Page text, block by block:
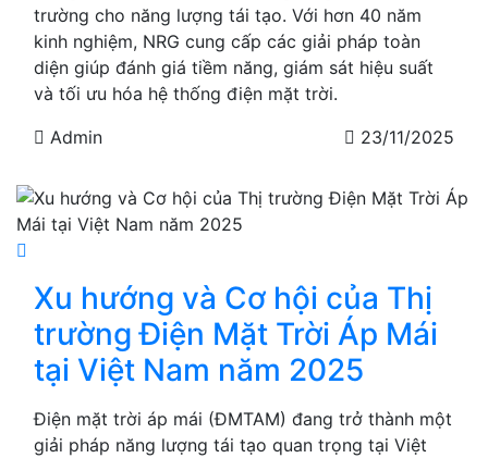
trường cho năng lượng tái tạo. Với hơn 40 năm
kinh nghiệm, NRG cung cấp các giải pháp toàn
diện giúp đánh giá tiềm năng, giám sát hiệu suất
và tối ưu hóa hệ thống điện mặt trời.
Admin
23/11/2025
Xu hướng và Cơ hội của Thị
trường Điện Mặt Trời Áp Mái
tại Việt Nam năm 2025
Điện mặt trời áp mái (ĐMTAM) đang trở thành một
giải pháp năng lượng tái tạo quan trọng tại Việt